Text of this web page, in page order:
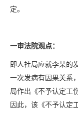
定。
一审法院观点：
即人社局应就李某的
一次发病有因果关系
局作出《不予认定工
因此，该《不予认定